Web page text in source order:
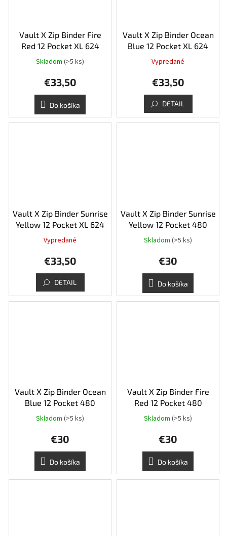
Vault X Zip Binder Fire
Red 12 Pocket XL 624
Skladom (>5 ks)
€33,50
Do košíka
Vault X Zip Binder Ocean
Blue 12 Pocket XL 624
Vypredané
€33,50
DETAIL
Vault X Zip Binder Sunrise
Yellow 12 Pocket XL 624
Vypredané
€33,50
DETAIL
Vault X Zip Binder Sunrise
Yellow 12 Pocket 480
Skladom (>5 ks)
€30
Do košíka
Vault X Zip Binder Ocean
Blue 12 Pocket 480
Skladom (>5 ks)
€30
Do košíka
Vault X Zip Binder Fire
Red 12 Pocket 480
Skladom (>5 ks)
€30
Do košíka